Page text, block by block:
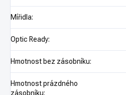
Mířidla:
Optic Ready:
Hmotnost bez zásobníku:
Hmotnost prázdného
zásobníku: